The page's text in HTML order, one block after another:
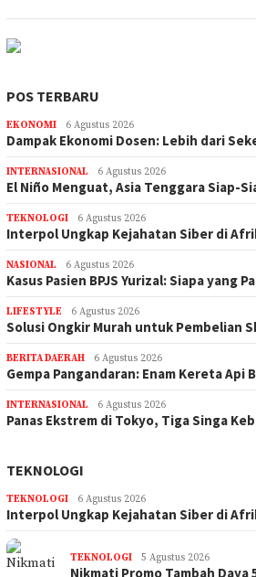
POS TERBARU
EKONOMI 6 Agustus 2026
Dampak Ekonomi Dosen: Lebih dari
INTERNASIONAL 6 Agustus 2026
El Niño Menguat, Asia Tenggara Siap-
TEKNOLOGI 6 Agustus 2026
Interpol Ungkap Kejahatan Siber di
NASIONAL 6 Agustus 2026
Kasus Pasien BPJS Yurizal: Siapa yang
LIFESTYLE 6 Agustus 2026
Solusi Ongkir Murah untuk Pembelian
BERITA DAERAH 6 Agustus 2026
Gempa Pangandaran: Enam Kereta Api
INTERNASIONAL 6 Agustus 2026
Panas Ekstrem di Tokyo, Tiga Singa
TEKNOLOGI
TEKNOLOGI 6 Agustus 2026
Interpol Ungkap Kejahatan Siber di
TEKNOLOGI 5 Agustus 2026
Nikmati Promo Tambah Daya